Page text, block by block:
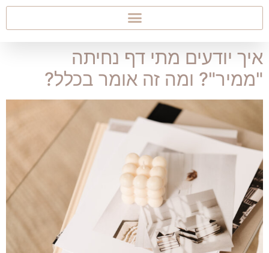
איך יודעים מתי דף נחיתה
"ממיר"? ומה זה אומר בכלל?